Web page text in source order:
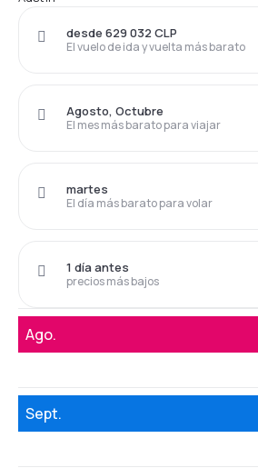
El vuelo de ida y vuelta más barato
desde 629 032 CLP
El mes más barato para viajar
Agosto, Octubre
El día más barato para volar
martes
precios más bajos
1 día antes
Ago.
Sept.